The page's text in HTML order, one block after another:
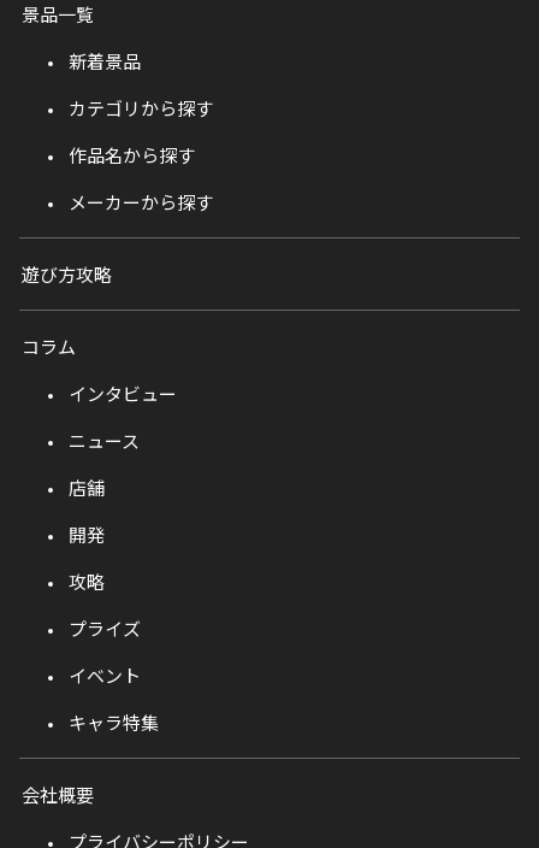
景品一覧
新着景品
カテゴリから探す
作品名から探す
メーカーから探す
遊び方攻略
コラム
インタビュー
ニュース
店舗
開発
攻略
プライズ
イベント
キャラ特集
会社概要
プライバシーポリシー